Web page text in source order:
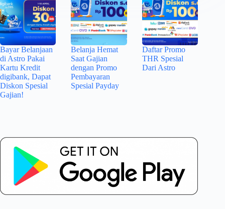
Bayar Belanjaan
di Astro Pakai
Kartu Kredit
digibank, Dapat
Diskon Spesial
Gajian!
Belanja Hemat
Saat Gajian
dengan Promo
Pembayaran
Spesial Payday
Daftar Promo
THR Spesial
Dari Astro